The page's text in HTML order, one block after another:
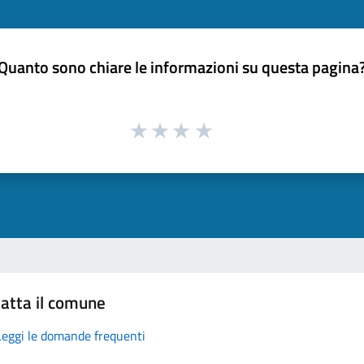
sono chiare le informazioni su questa
il comune
le domande frequenti